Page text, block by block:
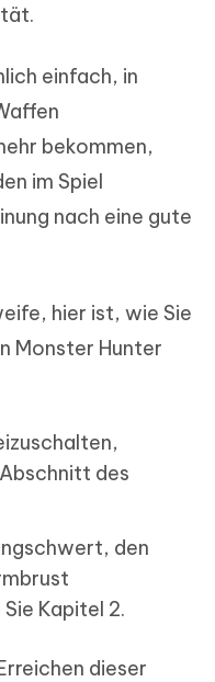
einfach, in
bekommen,
im Spiel
nach eine gute
hier ist, wie Sie
Monster Hunter
des
den
Kapitel 2.
dieser